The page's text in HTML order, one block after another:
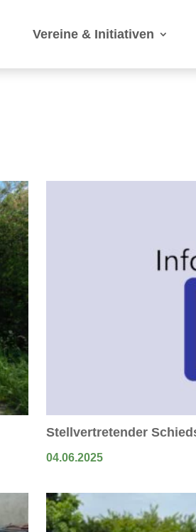
Vereine & Initiativen
Stellvertretender
04.06.2025